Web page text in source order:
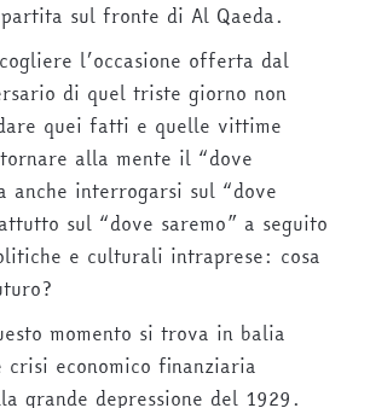
sul fronte di Al Qaeda.
l’occasione offerta dal
di quel triste giorno non
quei fatti e quelle vittime
alla mente il “dove
anche interrogarsi sul “dove
sul “dove saremo” a seguito
e culturali intraprese: cosa
momento si trova in balia
crisi economico finanziaria
grande depressione del 1929.